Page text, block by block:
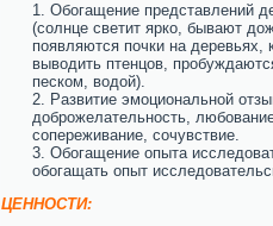
Обогащение представлений
(солнце светит ярко, бывают
появляются почки на деревьях,
выводить птенцов,
песком, водой).
Развитие эмоциональной
доброжелательность,
сопереживание, сочувствие.
Обогащение опыта
обогащать опыт
ЦЕННОСТИ: